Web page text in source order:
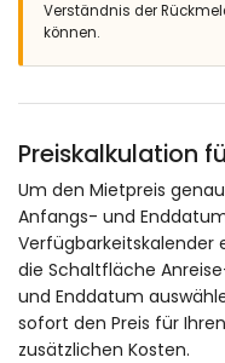
Verständnis der
können.
Preiskalkulation
Um den Mietpreis
Anfangs- und
Verfügbarkeitskalender
die Schaltfläche
und Enddatum
sofort den Preis für
zusätzlichen Kosten.